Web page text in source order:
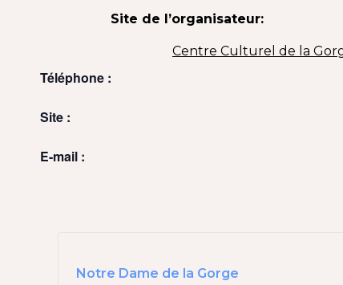
Site de l’organisateur:
Centre Culturel de la
Téléphone :
Site :
E-mail :
Notre Dame de la Gorge